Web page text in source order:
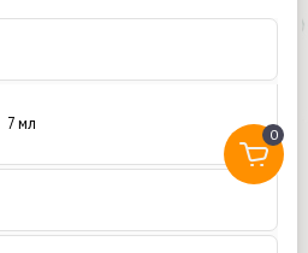
7 мл
0